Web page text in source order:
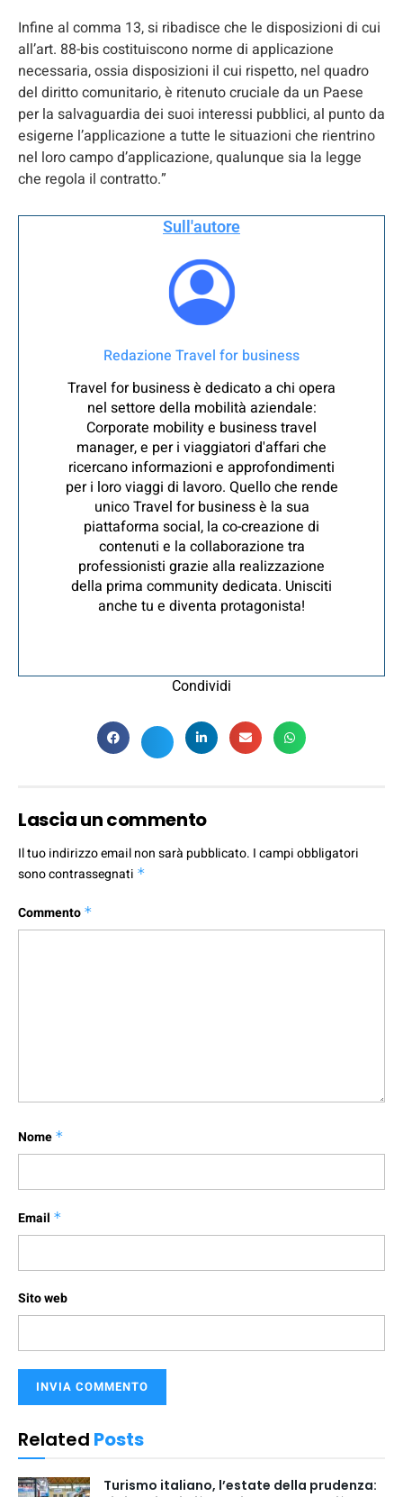
Infine al comma 13, si ribadisce che le disposizioni di cui
all’art. 88-bis costituiscono norme di applicazione
necessaria, ossia disposizioni il cui rispetto, nel quadro
del diritto comunitario, è ritenuto cruciale da un Paese
per la salvaguardia dei suoi interessi pubblici, al punto da
esigerne l’applicazione a tutte le situazioni che rientrino
nel loro campo d’applicazione, qualunque sia la legge
che regola il contratto.”
Sull'autore
Redazione Travel for business
Travel for business è dedicato a chi opera
nel settore della mobilità aziendale:
Corporate mobility e business travel
manager, e per i viaggiatori d'affari che
ricercano informazioni e approfondimenti
per i loro viaggi di lavoro. Quello che rende
unico Travel for business è la sua
piattaforma social, la co-creazione di
contenuti e la collaborazione tra
professionisti grazie alla realizzazione
della prima community dedicata. Unisciti
anche tu e diventa protagonista!
Condividi
Lascia un commento
Il tuo indirizzo email non sarà pubblicato. I campi obbligatori
sono contrassegnati *
Commento *
Nome *
Email *
Sito web
Related Posts
Turismo italiano, l’estate della prudenza: